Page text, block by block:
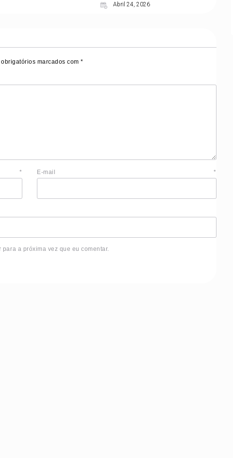
Abril 24, 2026
marcados com*
* E-mail*
a próxima vez que eu comentar.